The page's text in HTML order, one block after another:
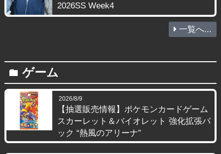
2026SS Week4
一覧へ...
folder ゲーム
2026/8/9
【抽選販売情報】ポケモンカードゲーム
スカーレット＆バイオレット 強化拡張パ
ック “熱風のアリーナ”